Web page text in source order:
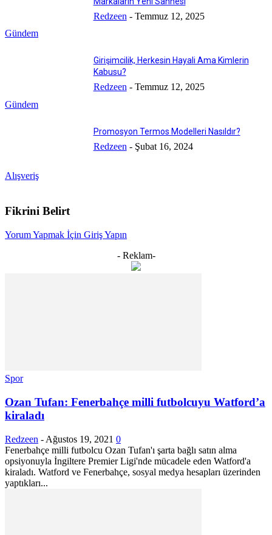
Gündem
Redzeen - Temmuz 12, 2025
Gündem
Girişimcilik, Herkesin Hayali Ama Kimlerin
Kabusu?
Redzeen - Temmuz 12, 2025
Alışveriş
Promosyon Termos Modelleri Nasıldır?
Redzeen - Şubat 16, 2024
Fikrini Belirt
Yorum Yapmak İçin Giriş Yapın
- Reklam-
Spor
Ozan Tufan: Fenerbahçe milli futbolcuyu Watford’a
kiraladı
Redzeen - Ağustos 19, 2021 0
Fenerbahçe milli futbolcu Ozan Tufan'ı şarta bağlı satın alma
opsiyonuyla İngiltere Premier Ligi'nde mücadele eden Watford'a
kiraladı. Watford ve Fenerbahçe, sosyal medya hesapları üzerinden
yaptıkları...